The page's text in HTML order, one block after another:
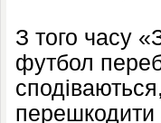
З того часу
футбол
перешкодити